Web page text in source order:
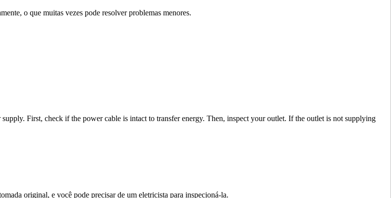
o que muitas vezes pode resolver problemas menores.
First, check if the power cable is intact to transfer energy. Then, inspect your outlet. If the outlet is not supplying
original, e você pode precisar de um eletricista para inspecioná-la.